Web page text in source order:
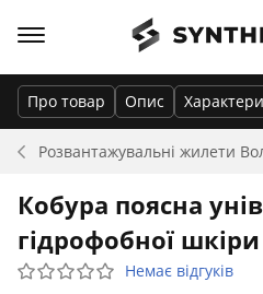
Розвантажувальні жилети
Про товар Опис
Кобура поясна
гідрофобної
Немає відгуків